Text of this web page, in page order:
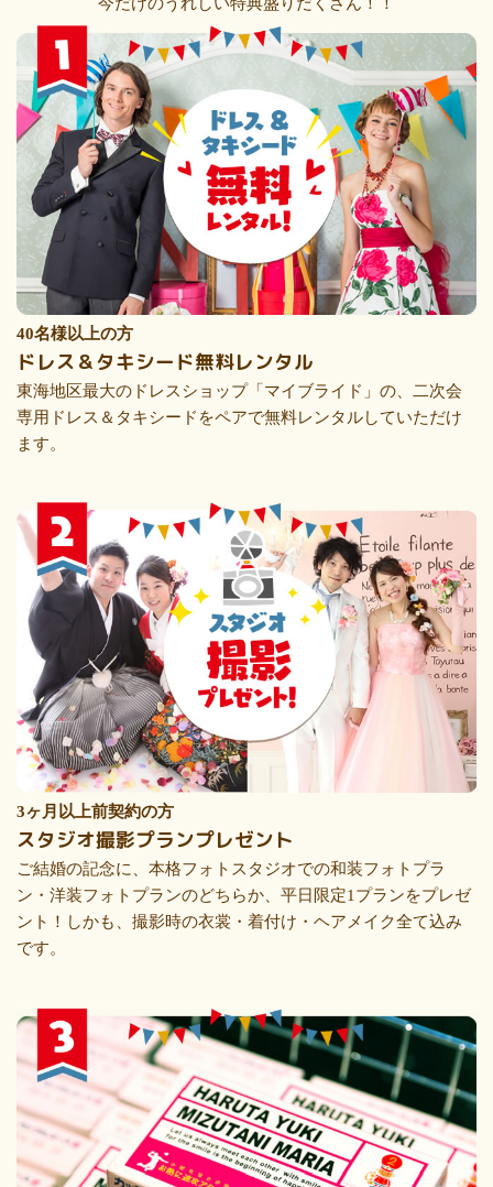
40名様以上の方
ドレス＆タキシード無料レンタル
東海地区最大のドレスショップ「マイブライド」の、二次会
専用ドレス＆タキシードをペアで無料レンタルしていただけ
ます。
3ヶ月以上前契約の方
スタジオ撮影プランプレゼント
ご結婚の記念に、本格フォトスタジオでの和装フォトプラ
ン・洋装フォトプランのどちらか、平日限定1プランをプレゼ
ント！しかも、撮影時の衣裳・着付け・ヘアメイク全て込み
です。